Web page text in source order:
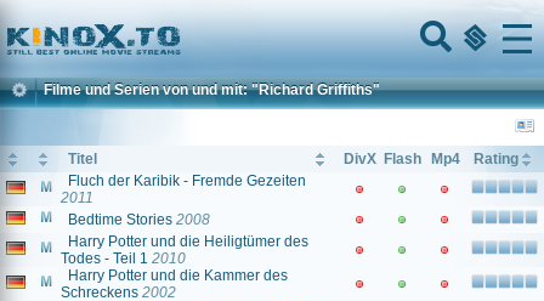
Home
Menu
Filme und Serien von und mit: "Richard Griffiths"
Titel DivX Flash Mp4
Rating
Fluch der Karibik - Fremde Gezeiten
2011
Bedtime Stories 2008
Harry Potter und die Heiligtümer des
Todes - Teil 1 2010
Harry Potter und die Kammer des
Schreckens 2002